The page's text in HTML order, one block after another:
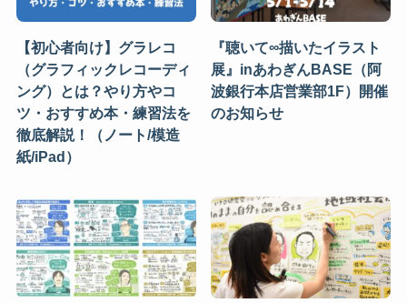
【初心者向け】グラレコ
（グラフィックレコーディ
ング）とは？やり方やコ
ツ・おすすめ本・練習法を
徹底解説！（ノート/模造
紙/iPad）
『聴いて∞描いたイラスト
展』inあわぎんBASE（阿
波銀行本店営業部1F）開催
のお知らせ